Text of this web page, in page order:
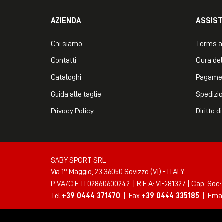
AZIENDA
Chi siamo
Contatti
Cataloghi
Guida alle taglie
Privacy Policy
Terms
Cura
Diritto
SABY SPORT SRL
Via 1° Maggio, 23 36050 Sovizzo (VI) - ITALY
P.IVA/C.F. IT02860600242 | R.E.A: VI-281327 | Cap.
Tel +39 0444 371470 | Fax +39 0444 335185 |